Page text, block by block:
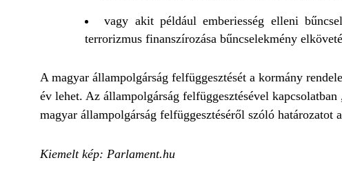
vagy akit például emberiesség elleni
terrorizmus finanszírozása bűncselekmény
A magyar állampolgárság felfüggesztését a kormány
év lehet. Az állampolgárság felfüggesztésével
magyar állampolgárság felfüggesztéséről szóló
Kiemelt kép: Parlament.hu